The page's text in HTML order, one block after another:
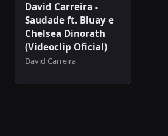
David Carreira -
Saudade ft. Bluay e
Chelsea Dinorath
(Videoclip Oficial)
David Carreira